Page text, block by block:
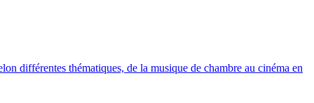
différentes thématiques, de la musique de chambre au cinéma en